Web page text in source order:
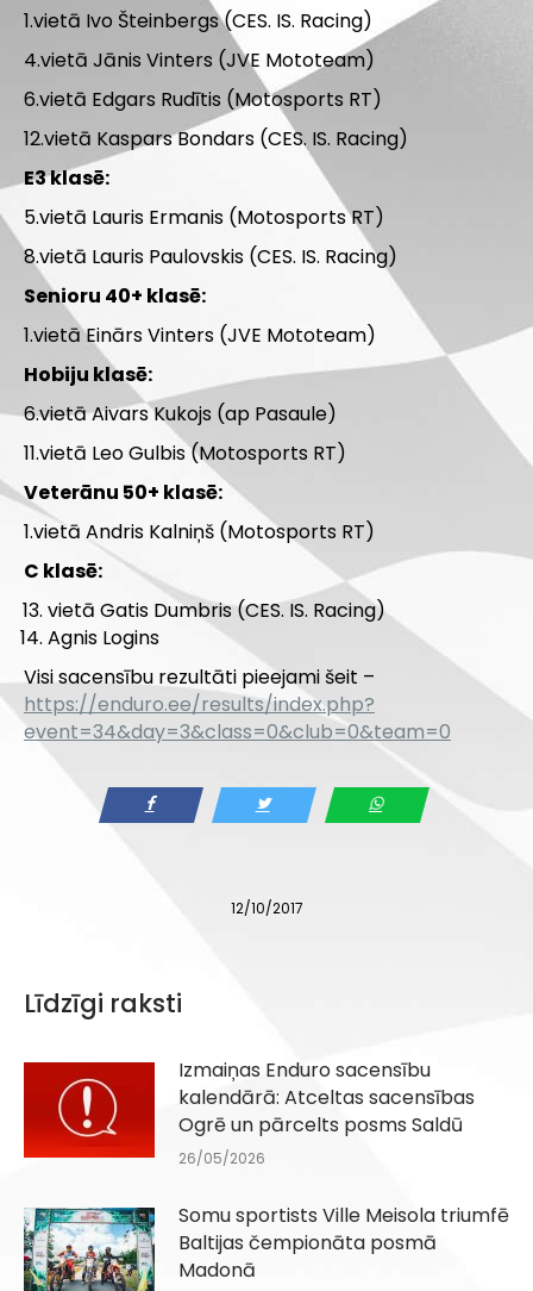
1.vietā Ivo Šteinbergs (CES. IS. Racing)
4.vietā Jānis Vinters (JVE Mototeam)
6.vietā Edgars Rudītis (Motosports RT)
12.vietā Kaspars Bondars (CES. IS. Racing)
E3 klasē:
5.vietā Lauris Ermanis (Motosports RT)
8.vietā Lauris Paulovskis (CES. IS. Racing)
Senioru 40+ klasē:
1.vietā Einārs Vinters (JVE Mototeam)
Hobiju klasē:
6.vietā Aivars Kukojs (ap Pasaule)
11.vietā Leo Gulbis (Motosports RT)
Veterānu 50+ klasē:
1.vietā Andris Kalniņš (Motosports RT)
C klasē:
vietā Gatis Dumbris (CES. IS. Racing)
Agnis Logins
Visi sacensību rezultāti pieejami šeit –
https://enduro.ee/results/index.php?
event=34&day=3&class=0&club=0&team=0
12/10/2017
Līdzīgi raksti
Izmaiņas Enduro sacensību
kalendārā: Atceltas sacensības
Ogrē un pārcelts posms Saldū
26/05/2026
Somu sportists Ville Meisola triumfē
Baltijas čempionāta posmā
Madonā